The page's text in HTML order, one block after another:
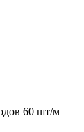
60 шт/м